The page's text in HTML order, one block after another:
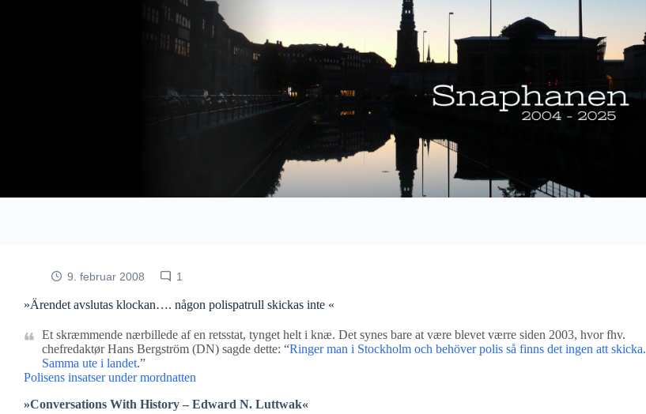
9. februar 2008 1
»Ärendet avslutas klockan…. någon polispatrull skickas inte «
Et skræmmende nærbillede af en retsstat, tynget helt i knæ. Det synes bare at være blevet værre siden 2003, hvor fhv.
chefredaktør Hans Bergström (DN) sagde dette: “Ringer man i Stockholm och behöver polis så finns det ingen att skicka.
Samma ute i landet.”
Polisens insatser under mordnatten
»Conversations With History – Edward N. Luttwak«